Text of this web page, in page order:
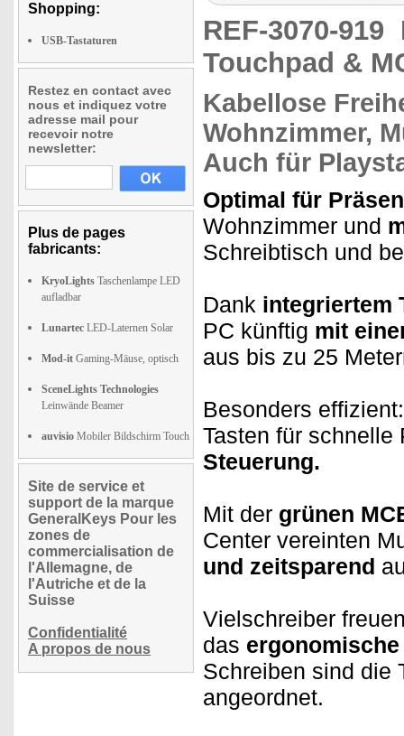
Shopping:
USB-Tastaturen
Restez en contact avec
nous et indiquez votre
adresse mail pour
recevoir notre
newsletter:
Plus de pages
fabricants:
KryoLights Taschenlampe LED
aufladbar
Lunartec LED-Laternen Solar
Mod-it Gaming-Mäuse, optisch
SceneLights Technologies
Leinwände Beamer
auvisio Mobiler Bildschirm Touch
Site de service et
support de la marque
GeneralKeys Pour les
zones de
commercialisation de
l'Allemagne, de
l'Autriche et de la
Suisse
Confidentialité
A propos de nous
REF-3070-919
Touchpad &
Kabellose
Wohnzimmer,
Auch für
Optimal für
Wohnzimmer und
Schreibtisch und
Dank integriertem
PC künftig mit
aus bis zu 25
Besonders
Tasten für
Steuerung.
Mit der grünen
Center vereinten
und zeitsparend
Vielschreiber
das
Schreiben sind die
angeordnet.